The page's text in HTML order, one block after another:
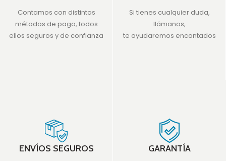
Contamos con distintos
métodos de pago, todos
ellos seguros y de confianza
Si tienes cualquier duda,
llámanos,
te ayudaremos encantados
ENVÍOS SEGUROS GARANTÍA